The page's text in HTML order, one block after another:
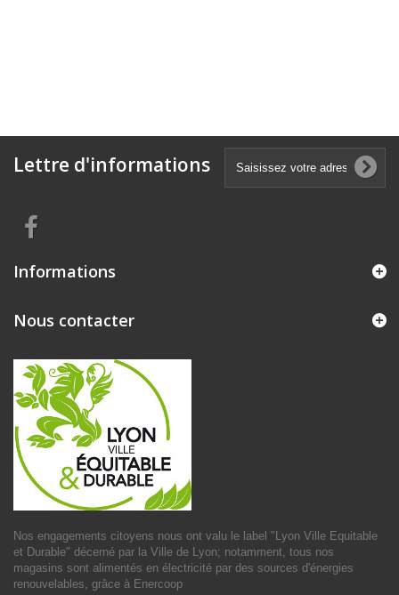
Lettre d'informations
Informations
Nous contacter
Nos engagements citoyens nous ont valu le label " Lyon Ville Equitable
et Durable" décerné par la Ville de Lyon; notamment, tous nos
magasins sont alimentés en électricité par des sources d'énergies
renouvelables, grâce à Enercoop